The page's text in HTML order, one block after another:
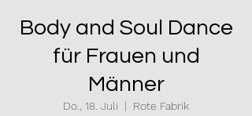
Body and Soul Dance
für Frauen und
Männer
Do., 18. Juli
  |
Rote Fabrik